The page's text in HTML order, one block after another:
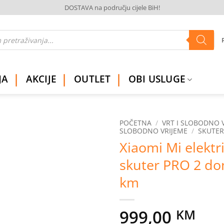
DOSTAVA na području cijele BiH!
AKCIJE OUTLET OBI USLUGE
POČETNA / VRT I SLOBODNO
SLOBODNO VRIJEME /
Xiaomi Mi
skuter PRO 2
km
999,00 KM